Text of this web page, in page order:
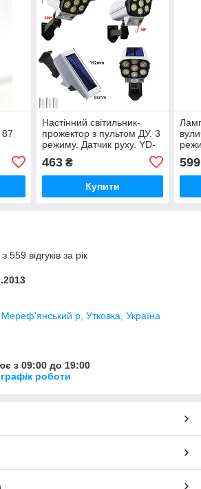
87
Настінний світильник-
прожектор з пультом ДУ. 3
режиму. Датчик руху. YD-
463₴
Купити
599
559 відгуків за рік
Мереф'янський р, Утковка, Україна
з 09:00 до 19:00
роботи